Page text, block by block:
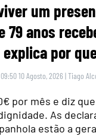
um
79 anos
por
09:50 10 Agosto, 2026 |Tiago
por mês e diz
As
estão a